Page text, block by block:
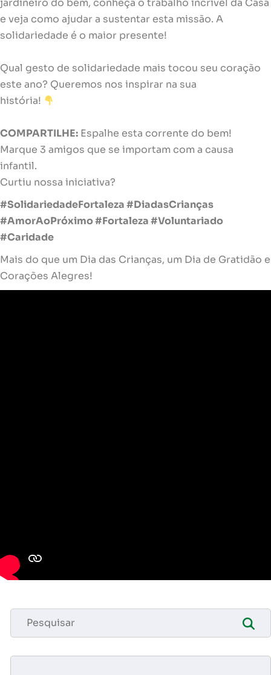
jardineiro do bem, conheça o trabalho incrível da Casa
e veja como ajudar a sustentar esta missão. A
solidariedade é o maior presente!
Qual gesto de solidariedade mais tocou seu coração
este ano? Queremos nos inspirar na sua
história!
COMPARTILHE: Espalhe esta corrente do bem!
Marque 3 amigos que se importam com a causa
infantil.
Curtiu nossa iniciativa?
#SolidariedadeFortaleza #DiadasCrianças
#AmorAoPróximo #Fortaleza #Voluntariado
#Caridade
Mais do que um Dia das Crianças, um Dia de Gratidão e
Corações Alegres!